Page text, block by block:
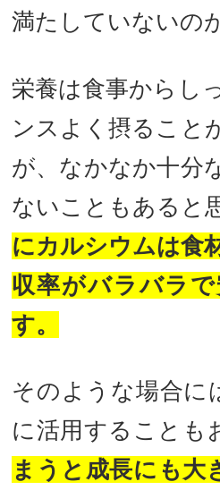
満たしていないの
栄養は食事からし
ンスよく摂ること
が、なかなか十分
ないこともあると
にカルシウムは食
収率がバラバラ
す。
そのような場合に
に活用することも
まうと成長にも大